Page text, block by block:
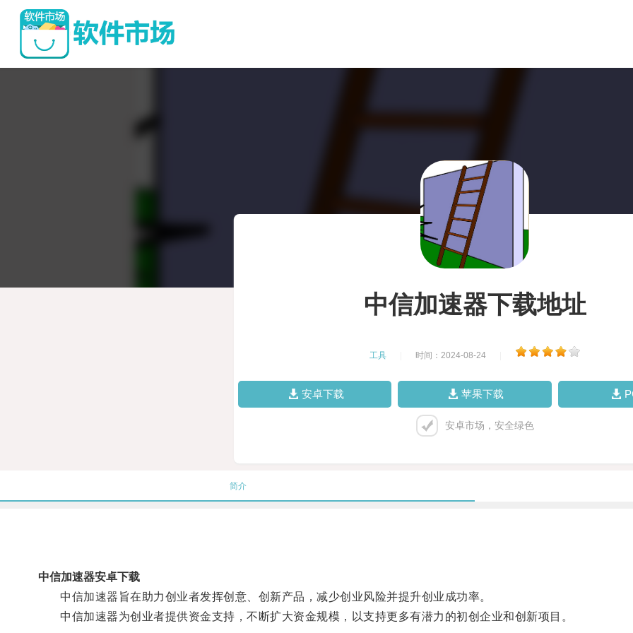
中信加速器下载地址
工具 时间：2024-08-24
安卓下载 苹果下载
安卓市场，安全绿色
简介
中信加速器安卓下载
中信加速器旨在助力创业者发挥创意、创新产品，减少创业风险并提升创业成功率。
中信加速器为创业者提供资金支持，不断扩大资金规模，以支持更多有潜力的初创企业和创新项目。